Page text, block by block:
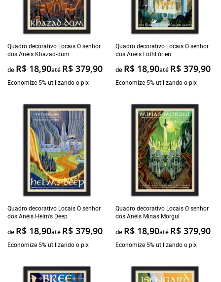
Quadro decorativo Locais O senhor
dos Anéis Khazad-dum
de R$ 18,90até R$ 379,90
Economize 5% utilizando o pix
Quadro decorativo Locais O senhor
dos Anéis LothLórien
de R$ 18,90até R$ 379,90
Economize 5% utilizando o pix
Quadro decorativo Locais O senhor
dos Anéis Helm's Deep
de R$ 18,90até R$ 379,90
Economize 5% utilizando o pix
Quadro decorativo Locais O senhor
dos Anéis Minas Morgul
de R$ 18,90até R$ 379,90
Economize 5% utilizando o pix